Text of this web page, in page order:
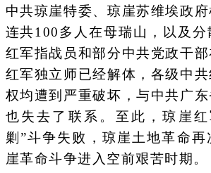
中共琼崖特委、琼崖苏维埃政
连共100多人在母瑞山，以及
红军指战员和部分中共党政干部
红军独立师已经解体，各级中
权均遭到严重破坏，与中共广
也失去了联系。至此，琼崖
剿”斗争失败，琼崖土地革命
崖革命斗争进入空前艰苦时期。